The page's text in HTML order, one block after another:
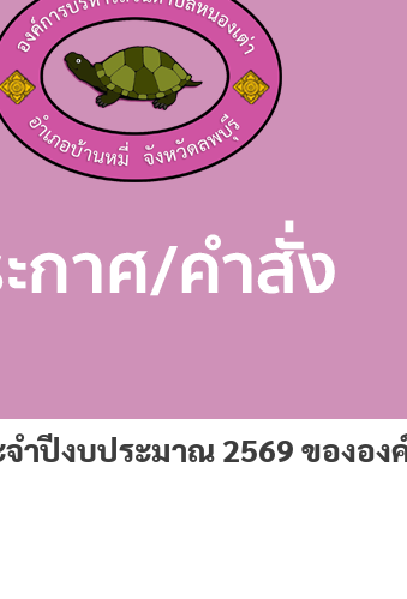
จำปีงบประมาณ 2569 ขององ